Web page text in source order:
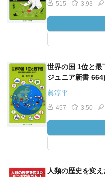
515 3.93
世界の国 1位と最
ジュニア新書 664)
眞淳平
457 3.50
人類の歴史を変